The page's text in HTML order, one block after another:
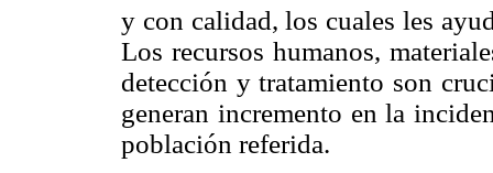
y con calidad, los cuales les
Los recursos humanos,
detección y tratamiento son
generan incremento en la
población referida.